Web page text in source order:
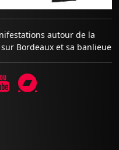
autour de la
Bordeaux et sa banlieue